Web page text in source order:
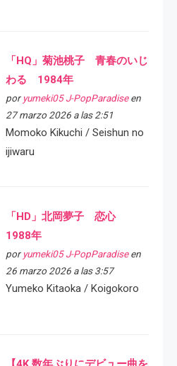
「HQ」菊池桃子 青春のいじ
わる 1984年
por yumeki05 J-PopParadiseen
27 marzo 2026 a las 2:51
Momoko Kikuchi / Seishun no
ijiwaru
「HD」北岡夢子 恋心
1988年
por yumeki05 J-PopParadiseen
26 marzo 2026 a las 3:57
Yumeko Kitaoka / Koigokoro